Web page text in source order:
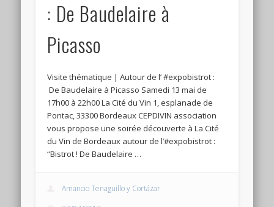
: De Baudelaire à
Picasso
Visite thématique | Autour de l’ #expobistrot :
De Baudelaire à Picasso Samedi 13 mai de
17h00 à 22h00 La Cité du Vin 1, esplanade de
Pontac, 33300 Bordeaux CEPDIVIN association
vous propose une soirée découverte à La Cité
du Vin de Bordeaux autour de l’#expobistrot :
“Bistrot ! De Baudelaire …
Amancio Tenaguillo y Cortázar